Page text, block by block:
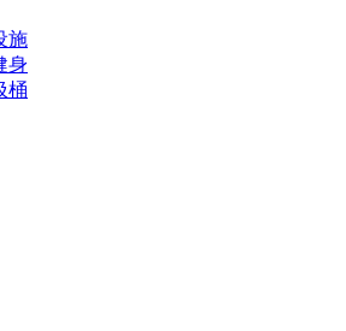
施
身
桶